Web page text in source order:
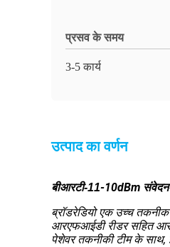
प्रसव के समय
3-5 कार्य
उत्पाद का वर्णन
बीआरटी-11-10dBm
ब्रॉडरेडियो एक उच्च
आरएफआईडी रीडर सहित
पेशेवर तकनीकी टीम के साथ,